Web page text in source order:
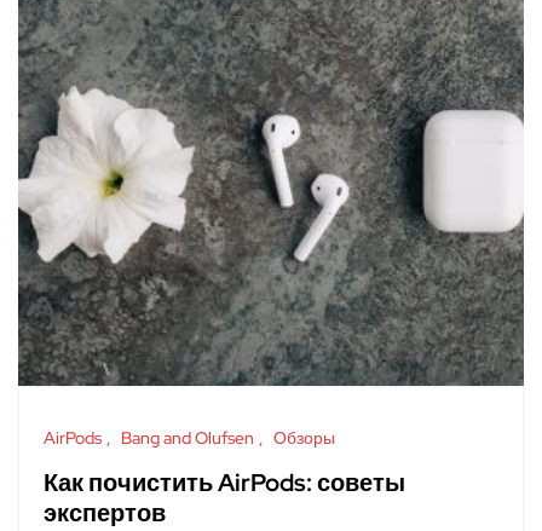
AirPods Bang and Olufsen Обзоры
Как почистить AirPods: советы
экспертов